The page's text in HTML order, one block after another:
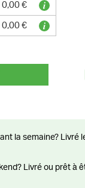
0,00 €
0,00 €